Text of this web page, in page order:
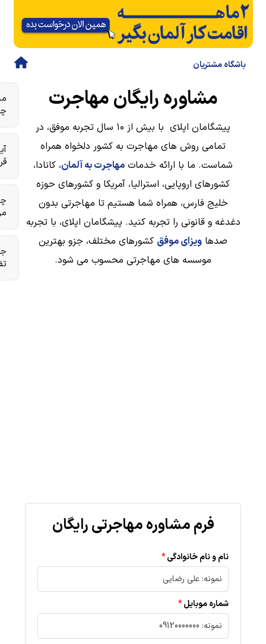
باشگاه مشتریان
مشاوره رایگان مهاجرت
پیشگامان اپلای با بیش از ۱۰ سال تجربه موفق، در
تمامی روش های مهاجرت به کشور دلخواه همراه
شماست. ما با ارائه خدمات مهاجرت به آلمان، کانادا،
کشورهای اروپایی، استرالیا، آمریکا و کشورهای حوزه
خلیج فارس، همراه شما هستیم تا مهاجرتی بدون
دغدغه و قانونی را تجربه کنید. پیشگامان اپلای، با تجربه
صدها ویزای موفق کشورهای مختلف، جزو بهترین
موسسه های مهاجرتی محسوب می شود.
فرم مشاوره مهاجرتی رایگان
نام و نام خانوادگی
شماره موبایل